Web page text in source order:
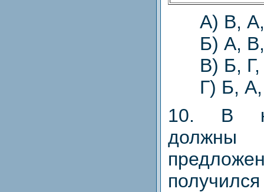
А) В, А,
Б) А, В,
В) Б, Г,
Г) Б, А,
10. В
получился